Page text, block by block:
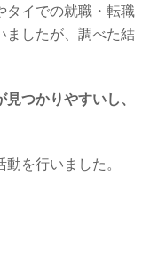
タイでの就職・転職
ましたが、調べた結
つかりやすいし、
を行いました。